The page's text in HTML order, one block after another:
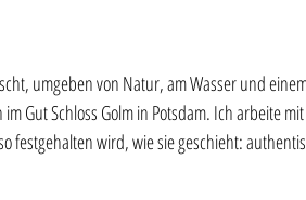
umgeben von Natur, am Wasser und
Gut Schloss Golm in Potsdam. Ich arbeite
festgehalten wird, wie sie geschieht: